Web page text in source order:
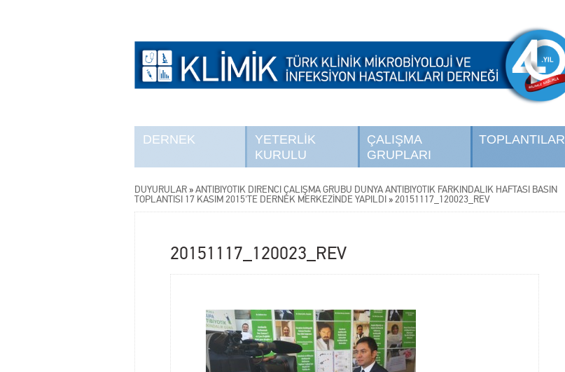
DERNEK
YETERLİK
KURULU
ÇALIŞMA
GRUPLARI
TOPLANTILAR
DUYURULAR »ANTİBİYOTİK DİRENCİ ÇALIŞMA GRUBU DÜNYA ANTİBİYOTİK FARKINDALIK HAFTASI BASIN
TOPLANTISI 17 KASIM 2015'TE DERNEK MERKEZİNDE YAPILDI »20151117_120023_REV
20151117_120023_REV